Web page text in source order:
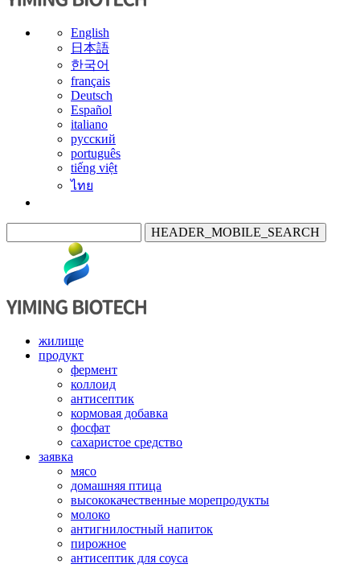
English
日本語
한국어
français
Deutsch
Español
italiano
русский
português
tiếng việt
ไทย
HEADER_MOBILE_SEARCH
жилище
продукт
фермент
коллоид
антисептик
кормовая добавка
фосфат
сахаристое средство
заявка
мясо
домашняя птица
высококачественные морепродукты
молоко
антигнилостный напиток
пирожное
антисептик для соуса